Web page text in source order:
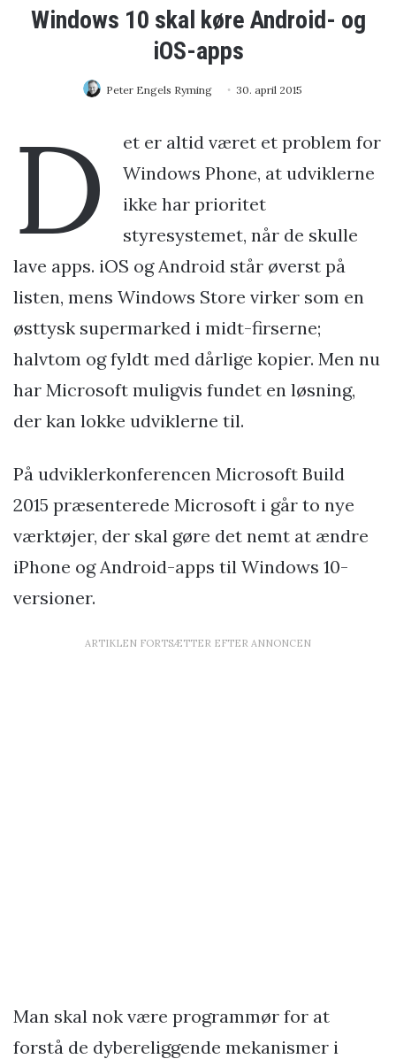
Windows 10 skal køre Android- og
iOS-apps
Peter Engels Ryming 30. april 2015
D
et er altid været et problem for
Windows Phone, at udviklerne
ikke har prioritet
styresystemet, når de skulle
lave apps. iOS og Android står øverst på
listen, mens Windows Store virker som en
østtysk supermarked i midt-firserne;
halvtom og fyldt med dårlige kopier. Men nu
har Microsoft muligvis fundet en løsning,
der kan lokke udviklerne til.
På udviklerkonferencen Microsoft Build
2015 præsenterede Microsoft i går to nye
værktøjer, der skal gøre det nemt at ændre
iPhone og Android-apps til Windows 10-
versioner.
ARTIKLEN FORTSÆTTER EFTER ANNONCEN
Man skal nok være programmør for at
forstå de dybereliggende mekanismer i